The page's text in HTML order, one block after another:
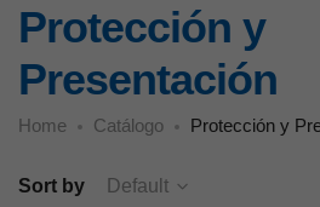
Protección y
Presentación
Home Catálogo Protección y
Sort by Default